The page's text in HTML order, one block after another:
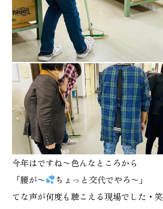
今年はですね〜色んなところから
「腰が〜
ちょっと交代でやろ〜」
てな声が何度も聴こえる現場でした・笑